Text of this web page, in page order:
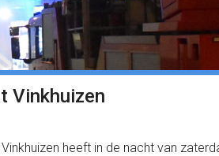
Vinkhuizen
heeft in de nacht van